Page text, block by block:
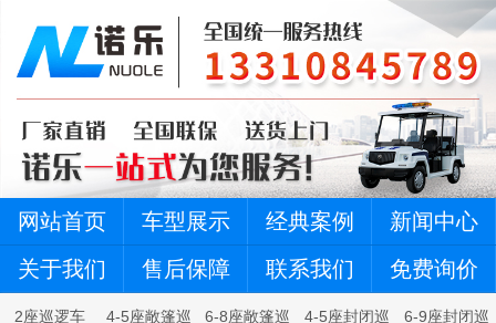
网站首页 车型展示 经典案例
新闻中心
关于我们
售后保障 联系我们 免费询价
2座巡逻车 4-5座敞篷巡 6-8座敞篷巡 4-5座封闭巡 6-9座封闭巡